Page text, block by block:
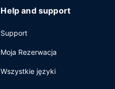
Help and support
Support
Moja Rezerwacja
Wszystkie języki